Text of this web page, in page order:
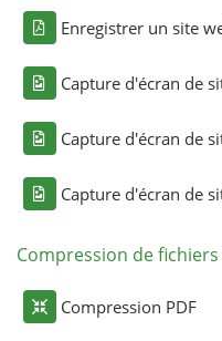
Enregistrer un site
Capture d'écran de
Capture d'écran de
Capture d'écran de
Compression de
Compression PDF